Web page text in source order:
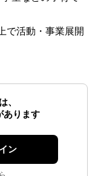
動・事業展開
、
あります
ン